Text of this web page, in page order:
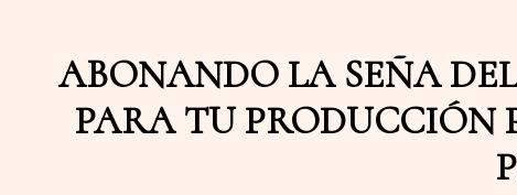
ABONANDO LA SEÑA DEL
PARA TU PRODUCCIÓN